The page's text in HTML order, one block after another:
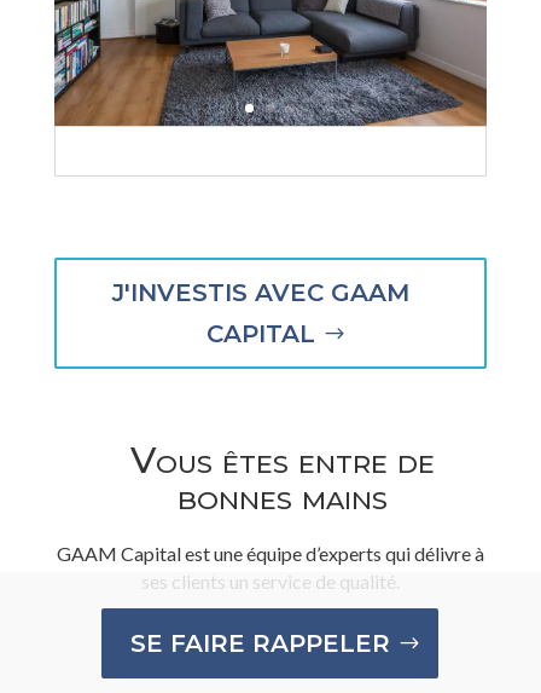
J'INVESTIS AVEC GAAM
CAPITAL
Vous êtes entre de
bonnes mains
GAAM Capital est une équipe d’experts qui délivre à
ses clients un service de qualité.
SE FAIRE RAPPELER